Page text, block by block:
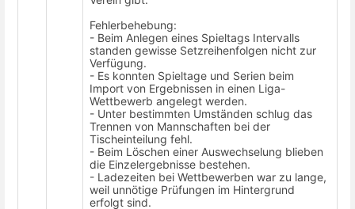
Fehlerbehebung:
- Beim Anlegen eines Spieltags Intervalls
standen gewisse Setzreihenfolgen nicht zur
Verfügung.
- Es konnten Spieltage und Serien beim
Import von Ergebnissen in einen Liga-
Wettbewerb angelegt werden.
- Unter bestimmten Umständen schlug das
Trennen von Mannschaften bei der
Tischeinteilung fehl.
- Beim Löschen einer Auswechselung blieben
die Einzelergebnisse bestehen.
- Ladezeiten bei Wettbewerben war zu lange,
weil unnötige Prüfungen im Hintergrund
erfolgt sind.